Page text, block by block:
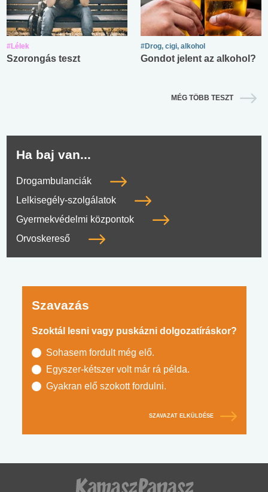
#Lélek
Szorongás teszt
#Drog, cigi, alkohol
Gondot jelent az alkohol?
MÉG TÖBB TESZT
Ha baj van...
Drogambulanciák
Lelkisegély-szolgálatok
Gyermekvédelmi központok
Orvoskereső
Szavazás
Szoktál lesni vagy puskázni dolgozatíráskor?
Sohasem fordult még elő.
Egyszer-kétszer volt már rá példa.
Gyakran elő szokott fordulni.
SZAVAZAT ELKÜLDÉSE